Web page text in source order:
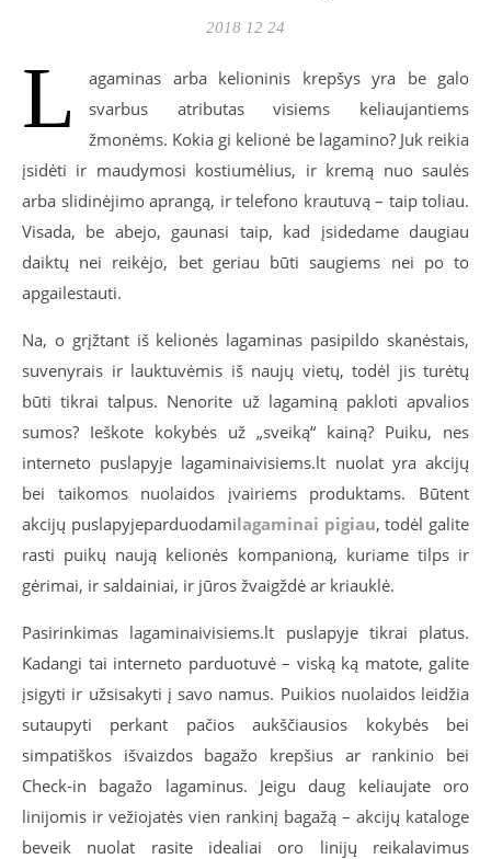
2018 12 24
L
agaminas arba kelioninis krepšys yra be galo
svarbus atributas visiems keliaujantiems
žmonėms. Kokia gi kelionė be lagamino? Juk reikia
įsidėti ir maudymosi kostiumėlius, ir kremą nuo saulės
arba slidinėjimo aprangą, ir telefono krautuvą – taip toliau.
Visada, be abejo, gaunasi taip, kad įsidedame daugiau
daiktų nei reikėjo, bet geriau būti saugiems nei po to
apgailestauti.
Na, o grįžtant iš kelionės lagaminas pasipildo skanėstais,
suvenyrais ir lauktuvėmis iš naujų vietų, todėl jis turėtų
būti tikrai talpus. Nenorite už lagaminą pakloti apvalios
sumos? Ieškote kokybės už „sveiką“ kainą? Puiku, nes
interneto puslapyje lagaminaivisiems.lt nuolat yra akcijų
bei taikomos nuolaidos įvairiems produktams. Būtent
akcijų puslapyjeparduodamilagaminai pigiau, todėl galite
rasti puikų naują kelionės kompanioną, kuriame tilps ir
gėrimai, ir saldainiai, ir jūros žvaigždė ar kriauklė.
Pasirinkimas lagaminaivisiems.lt puslapyje tikrai platus.
Kadangi tai interneto parduotuvė – viską ką matote, galite
įsigyti ir užsisakyti į savo namus. Puikios nuolaidos leidžia
sutaupyti perkant pačios aukščiausios kokybės bei
simpatiškos išvaizdos bagažo krepšius ar rankinio bei
Check-in bagažo lagaminus. Jeigu daug keliaujate oro
linijomis ir vežiojatės vien rankinį bagažą – akcijų kataloge
beveik nuolat rasite idealiai oro linijų reikalavimus